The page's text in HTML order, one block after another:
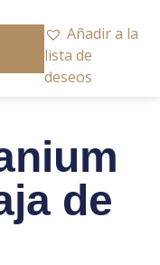
de
Añadir a la
lista de
deseos